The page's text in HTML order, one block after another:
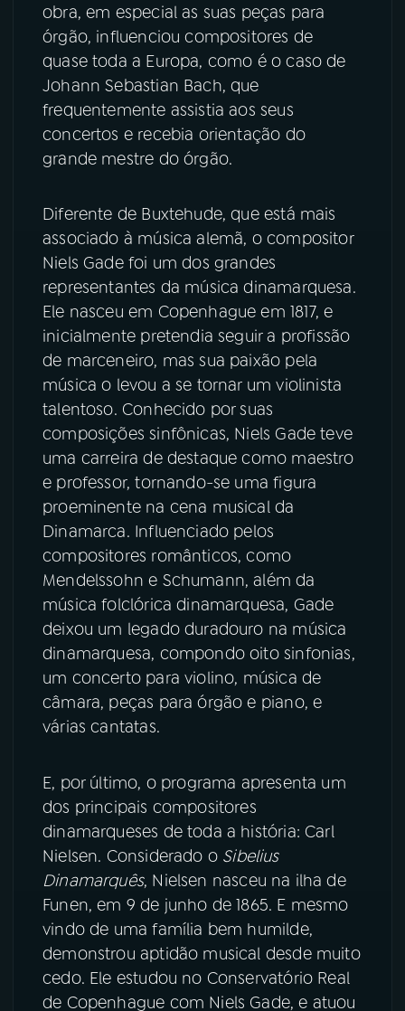
obra, em especial as suas peças para
órgão, influenciou compositores de
quase toda a Europa, como é o caso de
Johann Sebastian Bach, que
frequentemente assistia aos seus
concertos e recebia orientação do
grande mestre do órgão.
Diferente de Buxtehude, que está mais
associado à música alemã, o compositor
Niels Gade foi um dos grandes
representantes da música dinamarquesa.
Ele nasceu em Copenhague em 1817, e
inicialmente pretendia seguir a profissão
de marceneiro, mas sua paixão pela
música o levou a se tornar um violinista
talentoso. Conhecido por suas
composições sinfônicas, Niels Gade teve
uma carreira de destaque como maestro
e professor, tornando-se uma figura
proeminente na cena musical da
Dinamarca. Influenciado pelos
compositores românticos, como
Mendelssohn e Schumann, além da
música folclórica dinamarquesa, Gade
deixou um legado duradouro na música
dinamarquesa, compondo oito sinfonias,
um concerto para violino, música de
câmara, peças para órgão e piano, e
várias cantatas.
E, por último, o programa apresenta um
dos principais compositores
dinamarqueses de toda a história: Carl
Nielsen. Considerado o Sibelius
Dinamarquês, Nielsen nasceu na ilha de
Funen, em 9 de junho de 1865. E mesmo
vindo de uma família bem humilde,
demonstrou aptidão musical desde muito
cedo. Ele estudou no Conservatório Real
de Copenhague com Niels Gade, e atuou